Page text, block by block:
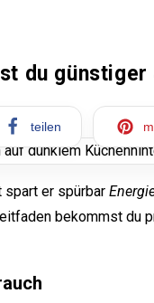
du günstiger
teilen
er spürbar
bekommst du